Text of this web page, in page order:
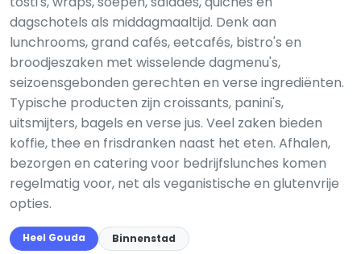
dagschotels als middagmaaltijd. Denk aan
lunchrooms, grand cafés, eetcafés, bistro's en
broodjeszaken met wisselende dagmenu's,
seizoensgebonden gerechten en verse ingrediënten.
Typische producten zijn croissants, panini's,
uitsmijters, bagels en verse jus. Veel zaken bieden
koffie, thee en frisdranken naast het eten. Afhalen,
bezorgen en catering voor bedrijfslunches komen
regelmatig voor, net als veganistische en glutenvrije
opties.
Heel Gouda Binnenstad